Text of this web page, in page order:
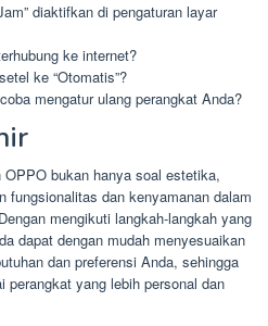
diaktifkan di pengaturan layar
ke internet?
ke “Otomatis”?
mengatur ulang perangkat Anda?
bukan hanya soal estetika,
fungsionalitas dan kenyamanan dalam
mengikuti langkah-langkah yang
dapat dengan mudah menyesuaikan
dan preferensi Anda, sehingga
perangkat yang lebih personal dan